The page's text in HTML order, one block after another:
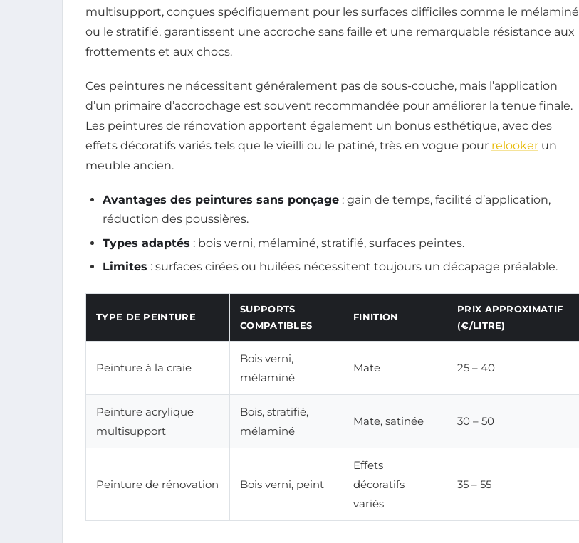
multisupport, conçues spécifiquement pour les surfaces difficiles comme le mélaminé
ou le stratifié, garantissent une accroche sans faille et une remarquable résistance aux
frottements et aux chocs.
Ces peintures ne nécessitent généralement pas de sous-couche, mais l’application
d’un primaire d’accrochage est souvent recommandée pour améliorer la tenue finale.
Les peintures de rénovation apportent également un bonus esthétique, avec des
effets décoratifs variés tels que le vieilli ou le patiné, très en vogue pour relooker un
meuble ancien.
Avantages des peintures sans ponçage : gain de temps, facilité d’application,
réduction des poussières.
Types adaptés : bois verni, mélaminé, stratifié, surfaces peintes.
Limites : surfaces cirées ou huilées nécessitent toujours un décapage préalable.
TYPE DE PEINTURE
SUPPORTS
COMPATIBLES
FINITION
PRIX APPROXIMATIF
(€/LITRE)
Peinture à la craie
Bois verni,
mélaminé
Mate 25 – 40
Peinture acrylique
multisupport
Bois, stratifié,
mélaminé
Mate, satinée 30 – 50
Peinture de rénovation Bois verni, peint
Effets
décoratifs
variés
35 – 55